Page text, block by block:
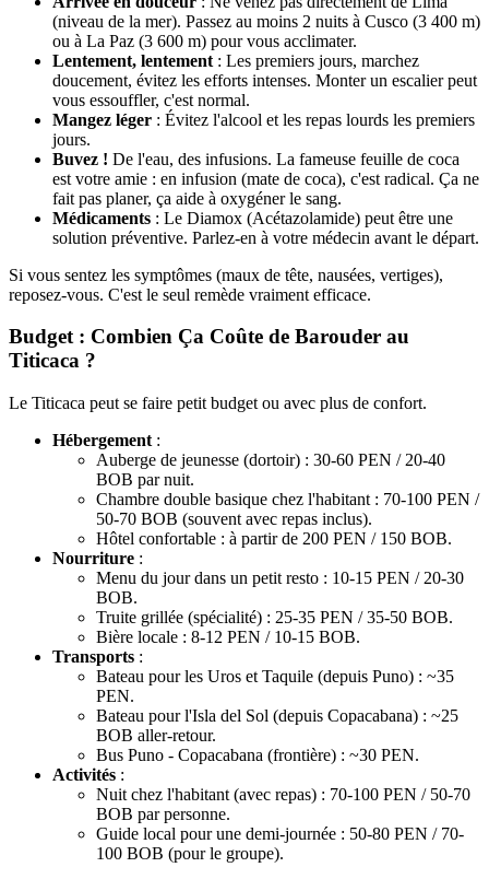
(niveau de la mer). Passez au moins 2 nuits à Cusco (3 400 m)
ou à La Paz (3 600 m) pour vous acclimater.
Lentement, lentement : Les premiers jours, marchez
doucement, évitez les efforts intenses. Monter un escalier peut
vous essouffler, c'est normal.
Mangez léger : Évitez l'alcool et les repas lourds les premiers
jours.
Buvez ! De l'eau, des infusions. La fameuse feuille de coca
est votre amie : en infusion (mate de coca), c'est radical. Ça ne
fait pas planer, ça aide à oxygéner le sang.
Médicaments : Le Diamox (Acétazolamide) peut être une
solution préventive. Parlez-en à votre médecin avant le départ.
Si vous sentez les symptômes (maux de tête, nausées, vertiges),
reposez-vous. C'est le seul remède vraiment efficace.
Budget : Combien Ça Coûte de Barouder au
Titicaca ?
Le Titicaca peut se faire petit budget ou avec plus de confort.
Hébergement :
Auberge de jeunesse (dortoir) : 30-60 PEN / 20-40
BOB par nuit.
Chambre double basique chez l'habitant : 70-100 PEN /
50-70 BOB (souvent avec repas inclus).
Hôtel confortable : à partir de 200 PEN / 150 BOB.
Nourriture :
Menu du jour dans un petit resto : 10-15 PEN / 20-30
BOB.
Truite grillée (spécialité) : 25-35 PEN / 35-50 BOB.
Bière locale : 8-12 PEN / 10-15 BOB.
Transports :
Bateau pour les Uros et Taquile (depuis Puno) : ~35
PEN.
Bateau pour l'Isla del Sol (depuis Copacabana) : ~25
BOB aller-retour.
Bus Puno - Copacabana (frontière) : ~30 PEN.
Activités :
Nuit chez l'habitant (avec repas) : 70-100 PEN / 50-70
BOB par personne.
Guide local pour une demi-journée : 50-80 PEN / 70-
100 BOB (pour le groupe).